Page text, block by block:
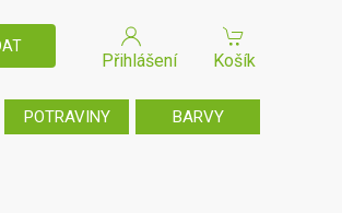
Přihlášení Košík
POTRAVINY BARVY